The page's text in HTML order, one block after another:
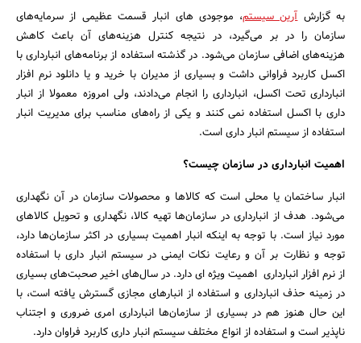
به گزارشآرین سیستم، موجودی های انبار قسمت عظیمی از سرمایه‌های
سازمان را در بر می‌گیرد، در نتیجه کنترل هزینه‌های آن باعث کاهش
هزینه‌های اضافی سازمان می‌شود. در گذشته استفاده از برنامه‌های انبارداری با
اکسل کاربرد فراوانی داشت و بسیاری از مدیران با خرید و یا دانلود نرم افزار
انبارداری تحت اکسل، انبارداری را انجام می‌دادند، ولی امروزه معمولا از انبار
داری با اکسل استفاده نمی کنند و یکی از راه‌های مناسب برای مدیریت انبار
استفاده از سیستم انبار داری است.
اهمیت انبارداری در سازمان چیست؟
انبار ساختمان یا محلی است که کالاها و محصولات سازمان در آن نگهداری
می‌شود. هدف از انبارداری در سازمان‌ها تهیه کالا، نگهداری و تحویل کالاهای
مورد نیاز است. با توجه به اینکه انبار اهمیت بسیاری در اکثر سازمان‌ها دارد،
توجه و نظارت بر آن و رعایت نکات ایمنی در سیستم انبار داری با استفاده
از نرم افزار انبارداری اهمیت ویژه ای دارد. در سال‌های اخیر صحبت‌های بسیاری
در زمینه حذف انبارداری و استفاده از انبارهای مجازی گسترش یافته است، با
این حال هنوز هم در بسیاری از سازمان‌ها انبارداری امری ضروری و اجتناب
ناپذیر است و استفاده از انواع مختلف سیستم انبار داری کاربرد فراوان دارد.